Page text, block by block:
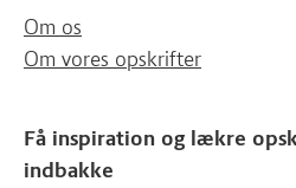
Om os
Om vores opskrifter
Få inspiration og lækre
indbakke